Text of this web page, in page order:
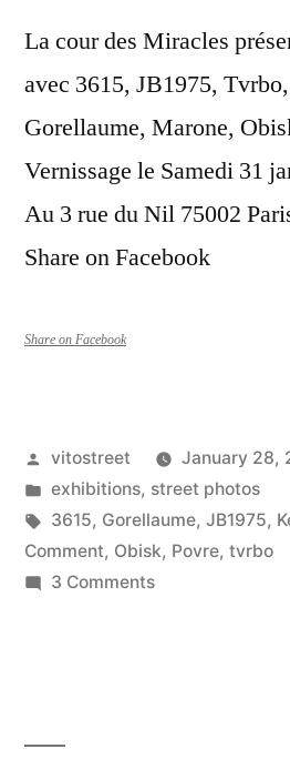
La cour des Miracles
avec 3615, JB1975,
Gorellaume, Marone,
Vernissage le Samedi 31
Au 3 rue du Nil 75002
Share on Facebook
Share on Facebook
Posted
by
vitostreet
January 28,
Posted
in
exhibitions, street photos
Tags:
3615, Gorellaume, JB1975,
Comment, Obisk, Povre, tvrbo
3 Commentson